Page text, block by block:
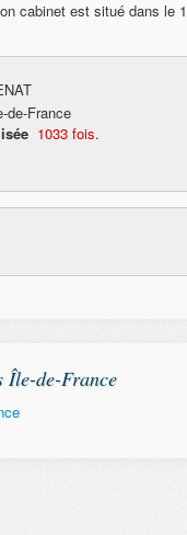
cabinet est situé dans le
de-France
1033 fois.
Île-de-France